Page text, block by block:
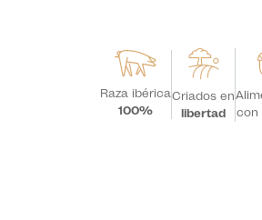
Raza ibérica
100%
Criados en
libertad
con